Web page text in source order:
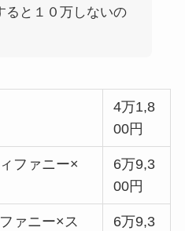
ると１０万しないの
4万1,8
00円
ファニー×
6万9,3
00円
ァニー×ス
6万9,3